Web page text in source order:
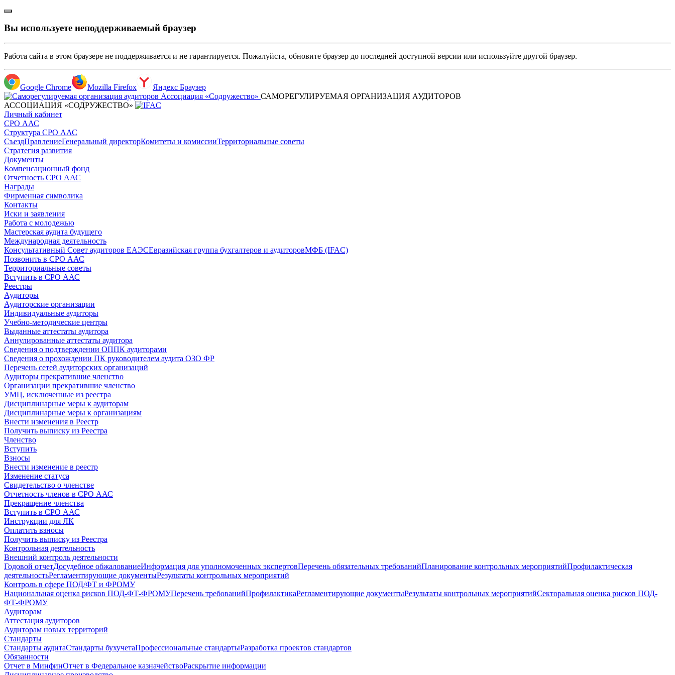
Вы используете неподдерживаемый браузер
Работа сайта в этом браузере не поддерживается и не гарантируется. Пожалуйста, обновите браузер до последней доступной версии или используйте другой браузер.
Google Chrome Mozilla Firefox
Яндекс Браузер
САМОРЕГУЛИРУЕМАЯ ОРГАНИЗАЦИЯ АУДИТОРОВ
АССОЦИАЦИЯ «СОДРУЖЕСТВО»
Личный кабинет
СРО ААС
Структура СРО ААС
СъездПравлениеГенеральный директорКомитеты и комиссииТерриториальные советы
Стратегия развития
Документы
Компенсационный фонд
Отчетность СРО ААС
Награды
Фирменная символика
Контакты
Иски и заявления
Работа с молодежью
Мастерская аудита будущего
Международная деятельность
Консультативный Совет аудиторов ЕАЭСЕвразийская группа бухгалтеров и аудиторовМФБ (IFAC)
Позвонить в СРО ААС
Территориальные советы
Вступить в СРО ААС
Реестры
Аудиторы
Аудиторские организации
Индивидуальные аудиторы
Учебно-методические центры
Выданные аттестаты аудитора
Аннулированные аттестаты аудитора
Сведения о подтверждении ОППК аудиторами
Сведения о прохождении ПК руководителем аудита ОЗО ФР
Перечень сетей аудиторских организаций
Аудиторы прекратившие членство
Организации прекратившие членство
УМЦ, исключенные из реестра
Дисциплинарные меры к аудиторам
Дисциплинарные меры к организациям
Внести изменения в Реестр
Получить выписку из Реестра
Членство
Вступить
Взносы
Внести изменение в реестр
Изменение статуса
Свидетельство о членстве
Отчетность членов в СРО ААС
Прекращение членства
Вступить в СРО ААС
Инструкции для ЛК
Оплатить взносы
Получить выписку из Реестра
Контрольная деятельность
Внешний контроль деятельности
Годовой отчетДосудебное обжалованиеИнформация для уполномоченных экспертовПеречень обязательных требованийПланирование контрольных мероприятийПрофилактическая
деятельностьРегламентирующие документыРезультаты контрольных мероприятий
Контроль в сфере ПОД/ФТ и ФРОМУ
Национальная оценка рисков ПОД-ФТ-ФРОМУПеречень требованийПрофилактикаРегламентирующие документыРезультаты контрольных мероприятийСекторальная оценка рисков ПОД-
ФТ-ФРОМУ
Аудиторам
Аттестация аудиторов
Аудиторам новых территорий
Стандарты
Стандарты аудитаСтандарты бухучетаПрофессиональные стандартыРазработка проектов стандартов
Обязанности
Отчет в МинфинОтчет в Федеральное казначействоРаскрытие информации